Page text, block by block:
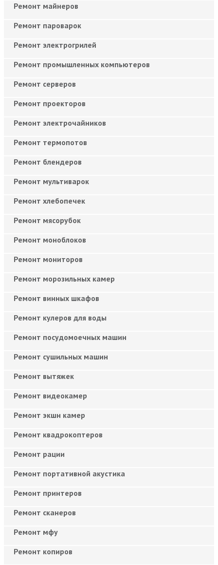
Ремонт майнеров
Ремонт пароварок
Ремонт электрогрилей
Ремонт промышленных компьютеров
Ремонт серверов
Ремонт проекторов
Ремонт электрочайников
Ремонт термопотов
Ремонт блендеров
Ремонт мультиварок
Ремонт хлебопечек
Ремонт мясорубок
Ремонт моноблоков
Ремонт мониторов
Ремонт морозильных камер
Ремонт винных шкафов
Ремонт кулеров для воды
Ремонт посудомоечных машин
Ремонт сушильных машин
Ремонт вытяжек
Ремонт видеокамер
Ремонт экшн камер
Ремонт квадрокоптеров
Ремонт рации
Ремонт портативной акустика
Ремонт принтеров
Ремонт сканеров
Ремонт мфу
Ремонт копиров